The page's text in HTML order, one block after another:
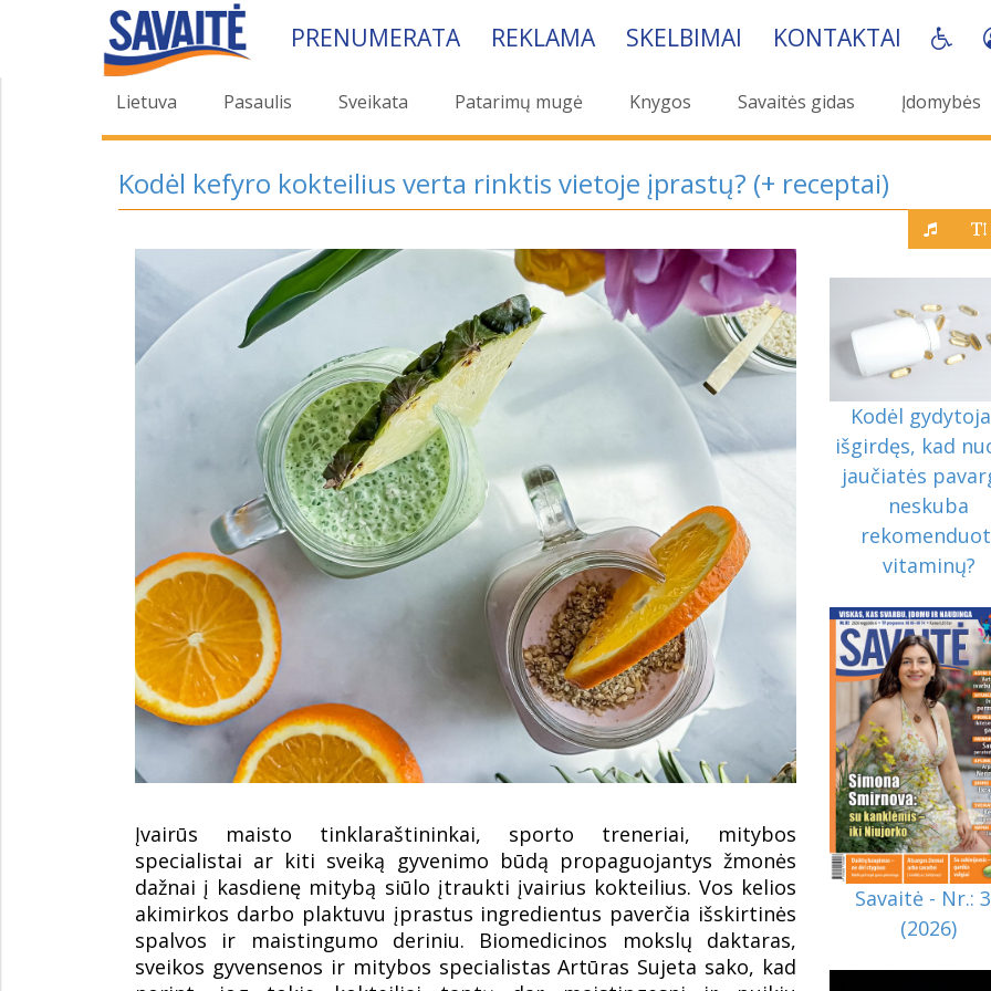
PRENUMERATA REKLAMA SKELBIMAI KONTAKTAI
Lietuva Pasaulis Sveikata Patarimų mugė Knygos Savaitės gidas Įdomybės
Kodėl kefyro kokteilius verta rinktis vietoje įprastų? (+ receptai)
Įvairūs maisto tinklaraštininkai, sporto treneriai, mitybos
specialistai ar kiti sveiką gyvenimo būdą propaguojantys žmonės
dažnai į kasdienę mitybą siūlo įtraukti įvairius kokteilius. Vos kelios
akimirkos darbo plaktuvu įprastus ingredientus paverčia išskirtinės
spalvos ir maistingumo deriniu. Biomedicinos mokslų daktaras,
sveikos gyvensenos ir mitybos specialistas Artūras Sujeta sako, kad
Kodėl
išgirdęs, kad
jaučiatės
neskuba
vitaminų?
Savaitė - Nr.:
(2026)